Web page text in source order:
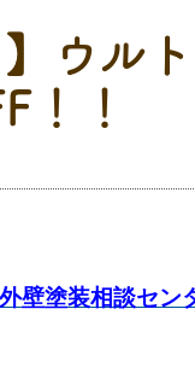
ウル
！！
壁塗装相談セン